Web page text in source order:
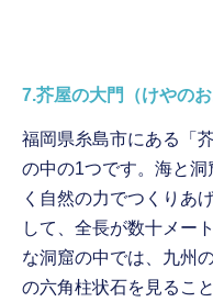
7.芥屋の大門（けやのお
福岡県糸島市にある「
の中の1つです。海と
く自然の力でつくりあ
して、全長が数十メー
な洞窟の中では、九州
の六角柱状石を見るこ